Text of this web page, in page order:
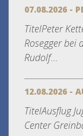
07.08.2026 -
TitelPeter
Rosegger bei
Rudolf...
12.08.2026 -
TitelAusflug
Center